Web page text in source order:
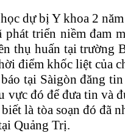
dự bị Y khoa 2
triển niềm đam
thụ huấn tại trường
điểm khốc liệt của
tại Sàigòn đăng
vực đó để đưa tin và
biết là tòa soạn đó
Quảng Trị.